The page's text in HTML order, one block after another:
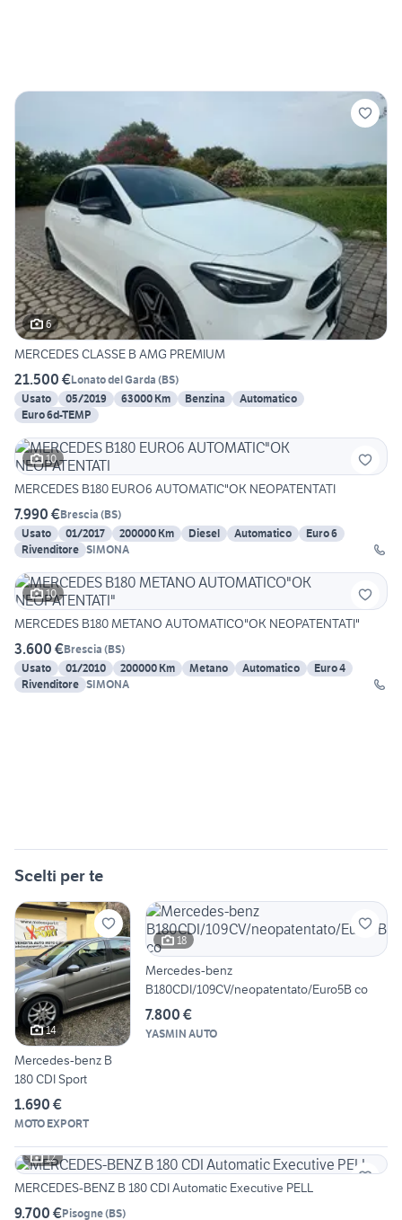
6
MERCEDES CLASSE B AMG PREMIUM
21.500 €Lonato del Garda (BS)
Usato
05/2019 63000 Km Benzina
Automatico
Euro 6d-TEMP
10
MERCEDES B180 EURO6 AUTOMATIC"OK NEOPATENTATI
7.990 €Brescia (BS)
Usato
01/2017 200000 Km Diesel Automatico
Euro 6
Rivenditore SIMONA
10
MERCEDES B180 METANO AUTOMATICO"OK NEOPATENTATI"
3.600 €Brescia (BS)
Usato
01/2010 200000 Km Metano Automatico
Euro 4
Rivenditore SIMONA
Scelti per te
14
Mercedes-benz B
180 CDI Sport
1.690 €
MOTO EXPORT
18
Mercedes-benz
B180CDI/109CV/neopatentato/Euro5B co
7.800 €
YASMIN AUTO
12
MERCEDES-BENZ B 180 CDI Automatic Executive PELL
9.700 €Pisogne(BS)